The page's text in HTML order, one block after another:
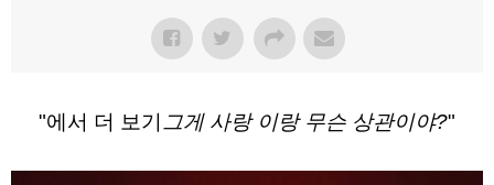
"에서 더 보기 그게 사랑 이랑 무슨 상관이야?"